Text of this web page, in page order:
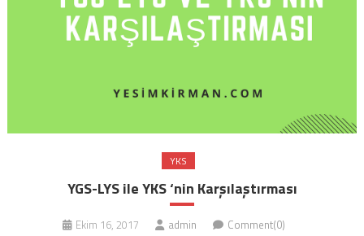
YKS
YGS-LYS ile YKS ‘nin Karşılaştırması
Ekim 16, 2017 admin Comment(0)